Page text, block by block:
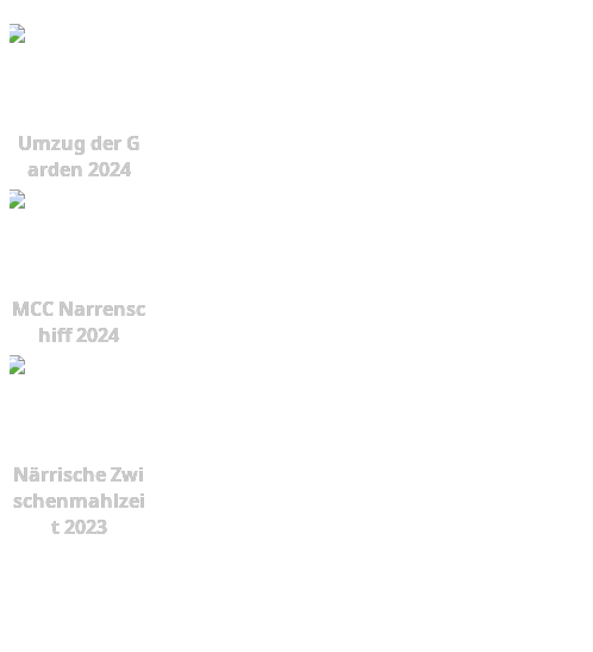
Umzug der G
arden 2024
MCC Narrensc
hiff 2024
Närrische Zwi
schenmahlzei
t 2023